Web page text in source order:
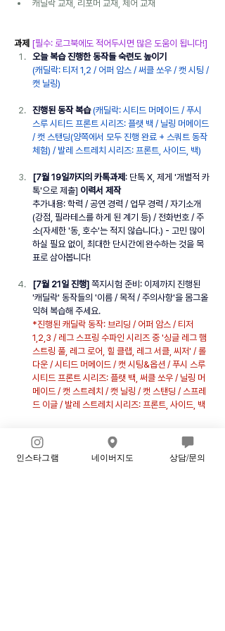
캐딜락 교재, 리포머 교재, 체어 교재
과제 [필수: 로그북에도 적어두시면 많은 도움이 됩니다!]
오늘 복습 진행한 동작들 숙련도 높이기
(캐딜락: 티저 1,2 / 어퍼 암스 / 써클 쏘우 / 캣 시팅 /
캣 닐링)
진행된 동작 복습 (캐딜락: 시티드 머메이드 / 푸시
스루 시티드 프론트 시리즈: 플랫 백 / 닐링 머메이드
/ 캣 스탠딩(양쪽에서 모두 진행 완료 + 스쿼트 동작
체험) / 발레 스트레치 시리즈: 프론트, 사이드, 백)
[7월 19일까지의 카톡과제 : 단톡 X, 제게 '개별적 카
톡'으로 제출] 이력서 제작
추가내용: 학력 / 공연 경력 / 업무 경력 / 자기소개
(강점, 필라테스를 하게 된 계기 등) / 전화번호 / 주
소(자세한 '동, 호수'는 적지 않습니다.) - 고민 많이
하실 필요 없이, 최대한 단시간에 완수하는 것을 목
표로 삼아봅니다!
[7월 21일 진행] 쪽지시험 준비: 이제까지 진행된
'캐딜락' 동작들의 '이름 / 목적 / 주의사항'을 몸그올
익혀 복습해 주세요.
*진행된 캐딜락 동작: 브리딩 / 어퍼 암스 / 티저
1,2,3 / 레그 스프링 수파인 시리즈 중 '싱글 레그 햄
스트링 풀, 레그 로어, 힐 클랩, 레그 서클, 씨저' / 롤
다운 / 시티드 머메이드 / 캣 시팅&옵션 / 푸시 스루
시티드 프론트 시리즈: 플랫 백, 써클 쏘우 / 닐링 머
메이드 / 캣 스트레치 / 캣 닐링 / 캣 스탠딩 / 스프레
드 이글 / 발레 스트레치 시리즈: 프론트, 사이드, 백
즐거운 주말 보내시고, 다음 주 월요일에 뵙겠습니다:)!
164기 월수반
인스타그램 네이버지도 상담/문의